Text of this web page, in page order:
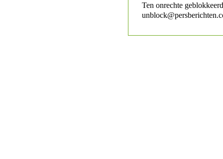
Ten onrechte